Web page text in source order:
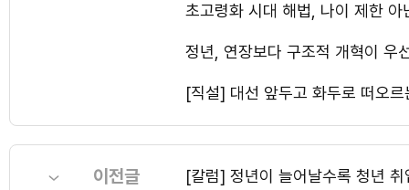
초고령화 시대 해법, 나이 제한 아
정년, 연장보다 구조적 개혁이 우
[직설] 대선 앞두고 화두로 떠오
이전글 [칼럼] 정년이 늘어날수록 청년